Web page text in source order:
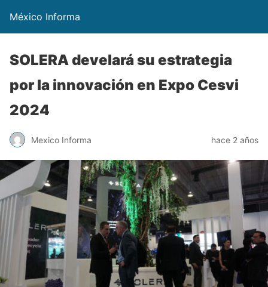
México Informa
SOLERA develará su estrategia
por la innovación en Expo Cesvi
2024
Mexico Informa hace 2 años